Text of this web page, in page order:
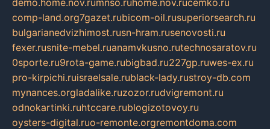
demo.home.nov.rumnso.ruhome.nov.rucemko.ru
comp-land.org7gazet.rubicom-oil.rusuperiorsearch.ru
bulgarianedvizhimost.rusn-hram.rusenovosti.ru
fexer.rusnite-mebel.ruanamvkusno.rutechnosaratov.ru
0sporte.ru9rota-game.rubigbad.ru227gp.ruwes-ex.ru
pro-kirpichi.ruisraelsale.rublack-lady.rustroy-db.com
mynances.orgladalike.ruzozor.rudvigremont.ru
odnokartinki.ruhtccare.rublogizotovoy.ru
oysters-digital.ruo-remonte.orgremontdoma.com